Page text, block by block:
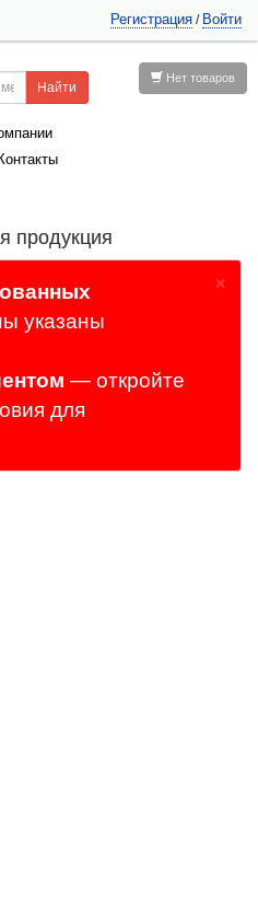
Регистрация / Войти
Нет товаров
Контакты
продукция
×
указаны
— откройте
для